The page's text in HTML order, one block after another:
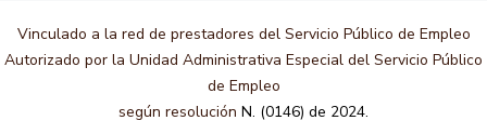
Vinculado a la red de prestadores del Servicio Público de Empleo
Autorizado por la Unidad Administrativa Especial del Servicio Público
de Empleo
según resolución N. (0146) de 2024.